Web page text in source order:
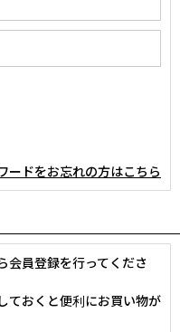
ードをお忘れの方はこちら
会員登録を行ってくださ
ておくと便利にお買い物が